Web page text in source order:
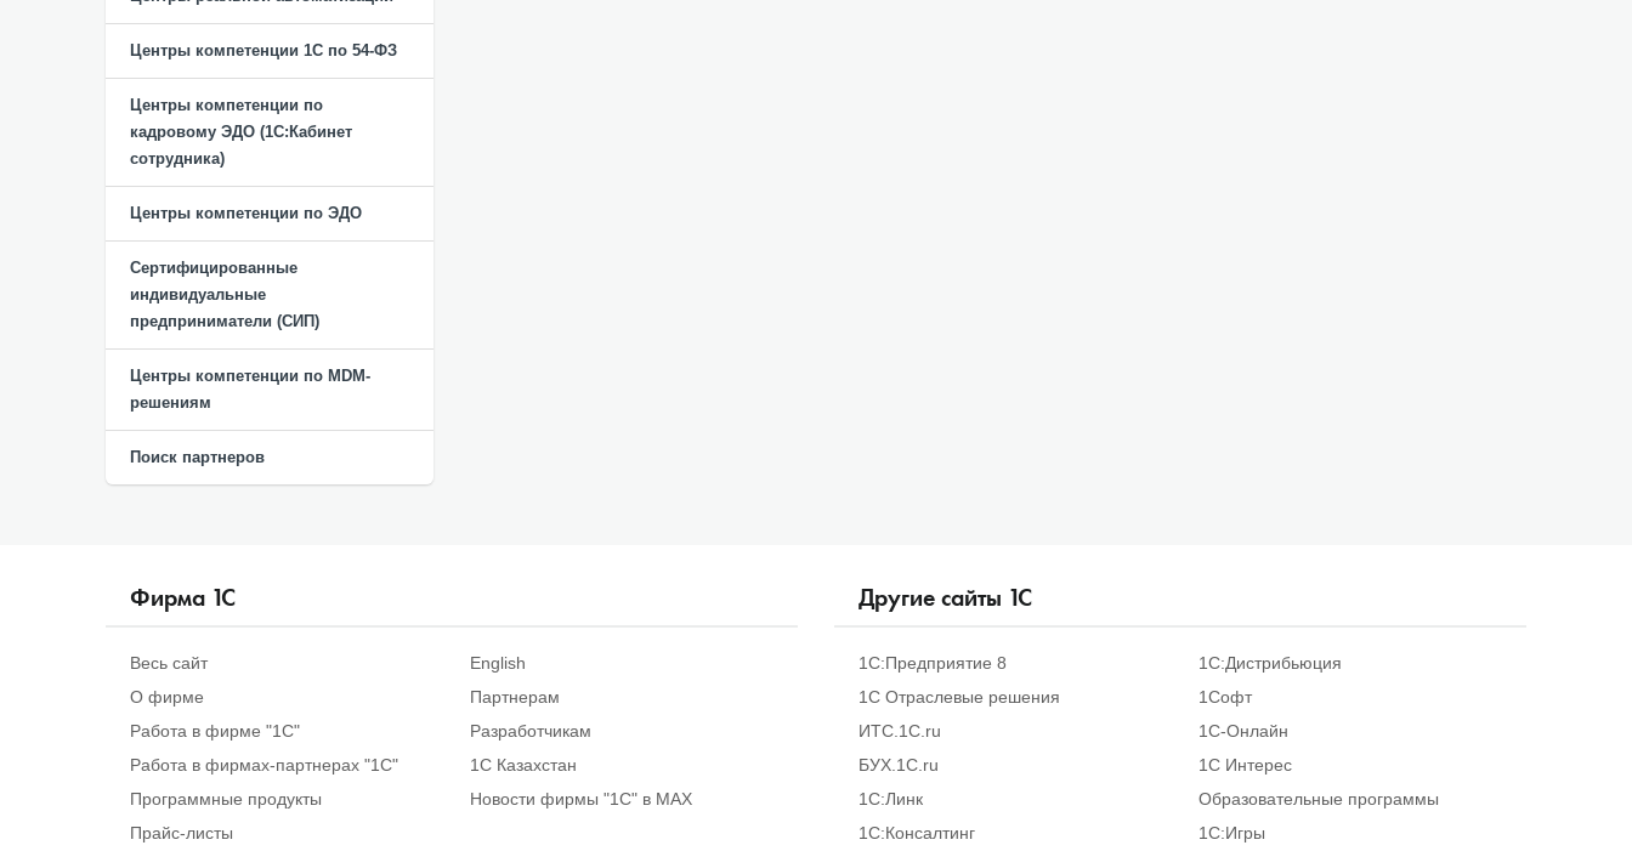
Центры компетенции 1С по 54-ФЗ
Центры компетенции по
кадровому ЭДО (1С:Кабинет
сотрудника)
Центры компетенции по ЭДО
Сертифицированные
индивидуальные
предприниматели (СИП)
Центры компетенции по MDM-
решениям
Поиск партнеров
Фирма 1С
Весь сайт
О фирме
Работа в фирме "1С"
Работа в фирмах-партнерах "1С"
Программные продукты
Прайс-листы
English
Партнерам
Разработчикам
1С Казахстан
Новости фирмы "1С" в MAX
Другие сайты 1С
1С:Предприятие 8
1С Отраслевые решения
ИТС.1C.ru
БУХ.1С.ru
1С:Линк
1С:Консалтинг
1С:Дистрибьюция
1Софт
1С-Онлайн
1С Интерес
Образовательные программы
1С:Игры